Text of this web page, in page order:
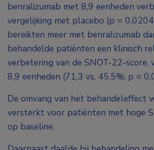
benralizumab met 8,9 eenheden
vergelijking met placebo (p =
bereikten meer met benralizumab
behandelde patiënten een klinisch
verbetering van de SNOT-22-score,
8,9 eenheden (71,3 vs. 45,5%; p =
De omvang van het behandeleffect
versterkt voor patiënten met hoge
op baseline.